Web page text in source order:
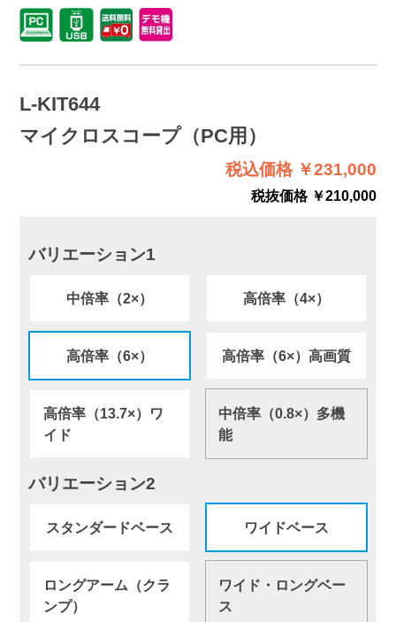
L-KIT644
マイクロスコープ（PC用）
税込価格 ￥231,000
税抜価格 ￥210,000
バリエーション1
中倍率（2×） 高倍率（4×）
高倍率（6×） 高倍率（6×）高画質
高倍率（13.7×）ワ
イド
中倍率（0.8×）多機
能
バリエーション2
スタンダードベース ワイドベース
ロングアーム（クラ
ンプ）
ワイド・ロングベー
ス